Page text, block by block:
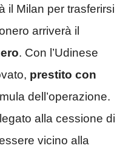
il Milan per trasferirsi
arriverà il
. Con l’Udinese
prestito con
dell’operazione.
alla cessione di
vicino alla